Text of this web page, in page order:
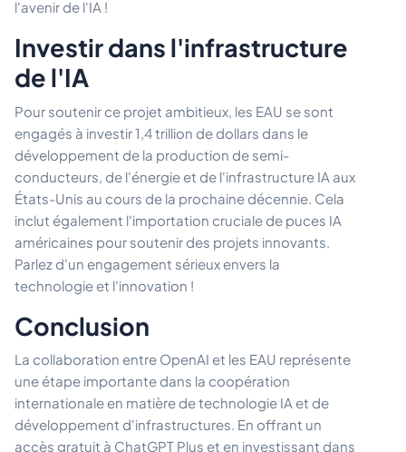
l'avenir de l'IA !
Investir dans l'infrastructure
de l'IA
Pour soutenir ce projet ambitieux, les EAU se sont
engagés à investir 1,4 trillion de dollars dans le
développement de la production de semi-
conducteurs, de l'énergie et de l'infrastructure IA aux
États-Unis au cours de la prochaine décennie. Cela
inclut également l'importation cruciale de puces IA
américaines pour soutenir des projets innovants.
Parlez d'un engagement sérieux envers la
technologie et l'innovation !
Conclusion
La collaboration entre OpenAI et les EAU représente
une étape importante dans la coopération
internationale en matière de technologie IA et de
développement d'infrastructures. En offrant un
accès gratuit à ChatGPT Plus et en investissant dans